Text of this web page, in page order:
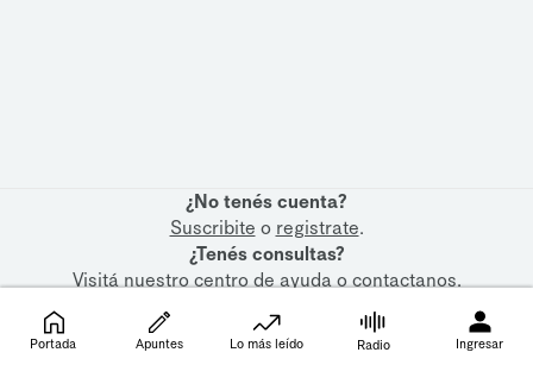
¿No tenés cuenta?
Suscribite o registrate.
¿Tenés consultas?
Visitá nuestrocentro de ayudaocontactanos.
Portada Apuntes Lo más leído Radio Ingresar